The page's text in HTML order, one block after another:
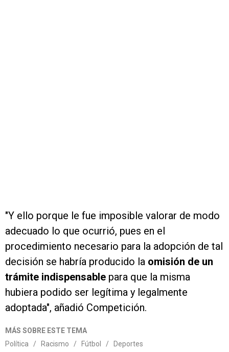
"Y ello porque le fue imposible valorar de modo
adecuado lo que ocurrió, pues en el
procedimiento necesario para la adopción de tal
decisión se habría producido la omisión de un
trámite indispensable para que la misma
hubiera podido ser legítima y legalmente
adoptada", añadió Competición.
MÁS SOBRE ESTE TEMA
Política
/ Racismo / Fútbol / Deportes